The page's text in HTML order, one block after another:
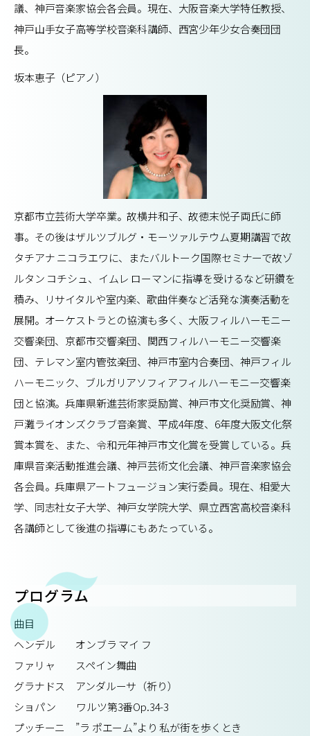
議、神戸音楽家協会各会員。現在、大阪音楽大学特任教授、
神戸山手女子高等学校音楽科講師、西宮少年少女合奏団団
長。
坂本恵子（ピアノ）
京都市立芸術大学卒業。故横井和子、故徳末悦子両氏に師
事。その後はザルツブルグ・モーツァルテウム夏期講習で故
タチアナ ニコラエワに、またバルトーク国際セミナーで故ゾ
ルタン コチシュ、イムレ ローマンに指導を受けるなど研鑽を
積み、リサイタルや室内楽、歌曲伴奏など活発な演奏活動を
展開。オーケストラとの協演も多く、大阪フィルハーモニー
交響楽団、京都市交響楽団、関西フィルハーモニー交響楽
団、テレマン室内管弦楽団、神戸市室内合奏団、神戸フィル
ハーモニック、ブルガリアソフィアフィルハーモニー交響楽
団と協演。兵庫県新進芸術家奨励賞、神戸市文化奨励賞、神
戸灘ライオンズクラブ音楽賞、平成4年度、6年度大阪文化祭
賞本賞を、また、令和元年神戸市文化賞を受賞している。兵
庫県音楽活動推進会議、神戸芸術文化会議、神戸音楽家協会
各会員。兵庫県アートフュージョン実行委員。現在、相愛大
学、同志社女子大学、神戸女学院大学、県立西宮高校音楽科
各講師として後進の指導にもあたっている。
プログラム
曲目
ヘンデル オンブラ マイ フ
ファリャ スペイン舞曲
グラナドス アンダルーサ（祈り）
ショパン ワルツ第3番Op.34-3
プッチーニ ”ラ ポエーム”より 私が街を歩くとき